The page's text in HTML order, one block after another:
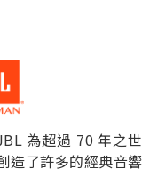
為超過 70 年之世
造了許多的經典音